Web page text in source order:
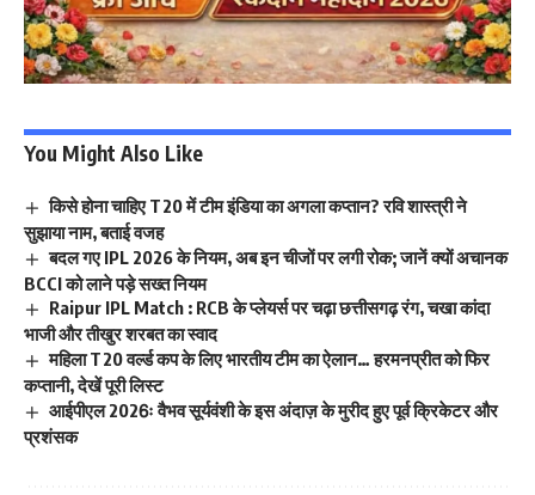
You Might Also Like
किसे होना चाहिए T20 में टीम इंडिया का अगला कप्तान? रवि शास्त्री ने
सुझाया नाम, बताई वजह
बदल गए IPL 2026 के नियम, अब इन चीजों पर लगी रोक; जानें क्यों अचानक
BCCI को लाने पड़े सख्त नियम
Raipur IPL Match : RCB के प्लेयर्स पर चढ़ा छत्तीसगढ़ रंग, चखा कांदा
भाजी और तीखुर शरबत का स्वाद
महिला T20 वर्ल्ड कप के लिए भारतीय टीम का ऐलान… हरमनप्रीत को फिर
कप्तानी, देखें पूरी लिस्ट
आईपीएल 2026ः वैभव सूर्यवंशी के इस अंदाज़ के मुरीद हुए पूर्व क्रिकेटर और
प्रशंसक